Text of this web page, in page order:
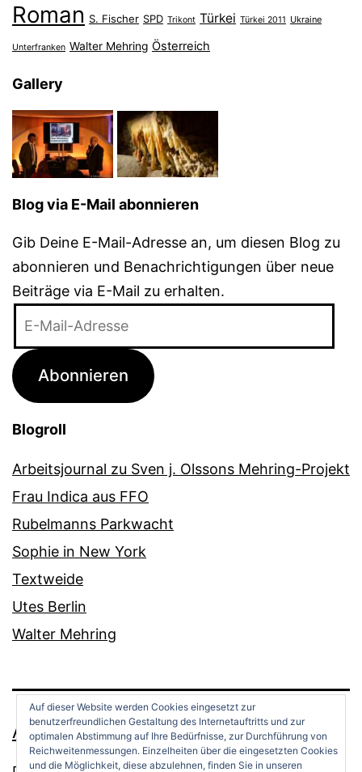
Roman S. Fischer SPD Trikont Türkei Türkei 2011 Ukraine
Unterfranken Walter Mehring Österreich
Gallery
Blog via E-Mail abonnieren
Gib Deine E-Mail-Adresse an, um diesen Blog zu
abonnieren und Benachrichtigungen über neue
Beiträge via E-Mail zu erhalten.
Adresse
Abonnieren
Blogroll
Arbeitsjournal zu Sven j. Olssons Mehring-Projekt
Frau Indica aus FFO
Rubelmanns Parkwacht
Sophie in New York
Textweide
Utes Berlin
Walter Mehring
ANDREAS OPPERMANN
Auf dieser Website werden Cookies eingesetzt zur
benutzerfreundlichen Gestaltung des Internetauftritts und zur
optimalen Abstimmung auf Ihre Bedürfnisse, zur Durchführung von
Reichweitenmessungen. Einzelheiten über die eingesetzten Cookies
und die Möglichkeit, diese abzulehnen, finden Sie in unseren